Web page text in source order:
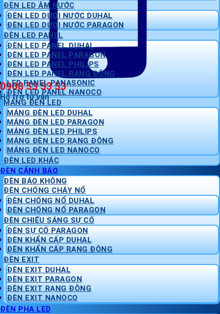
0908 53 53 53
Hỗ trợ tư vấn
ĐÈN LED ÂM NƯỚC
ĐÈN LED DƯỚI NƯỚC DUHAL
ĐÈN LED DƯỚI NƯỚC PARAGON
ĐÈN LED PANEL
ĐÈN LED PANEL DUHAL
ĐÈN LED PANEL PARAGON
ĐÈN LED PANEL PHILIPS
ĐÈN LED PANEL RẠNG ĐÔNG
LED PANEL PANASONIC
ĐÈN LED PANEL NANOCO
MÁNG ĐÈN LED
MÁNG ĐÈN LED DUHAL
MÁNG ĐÈN LED PARAGON
MÁNG ĐÈN LED PHILIPS
MÁNG ĐÈN LED RẠNG ĐÔNG
MÁNG ĐÈN LED NANOCO
ĐÈN LED KHÁC
ĐÈN CẢNH BÁO
ĐÈN BÁO KHÔNG
ĐÈN CHỐNG CHÁY NỔ
ĐÈN CHỐNG NỔ DUHAL
ĐÈN CHỐNG NỔ PARAGON
ĐÈN CHIẾU SÁNG SỰ CỐ
ĐÈN SỰ CỐ PARAGON
ĐÈN KHẨN CẤP DUHAL
ĐÈN KHẨN CẤP RẠNG ĐÔNG
ĐÈN EXIT
ĐÈN EXIT DUHAL
ĐÈN EXIT PARAGON
ĐÈN EXIT RẠNG ĐÔNG
ĐÈN EXIT NANOCO
ĐÈN PHA LED